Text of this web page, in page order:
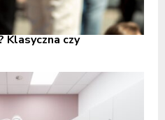
Klasyczna czy